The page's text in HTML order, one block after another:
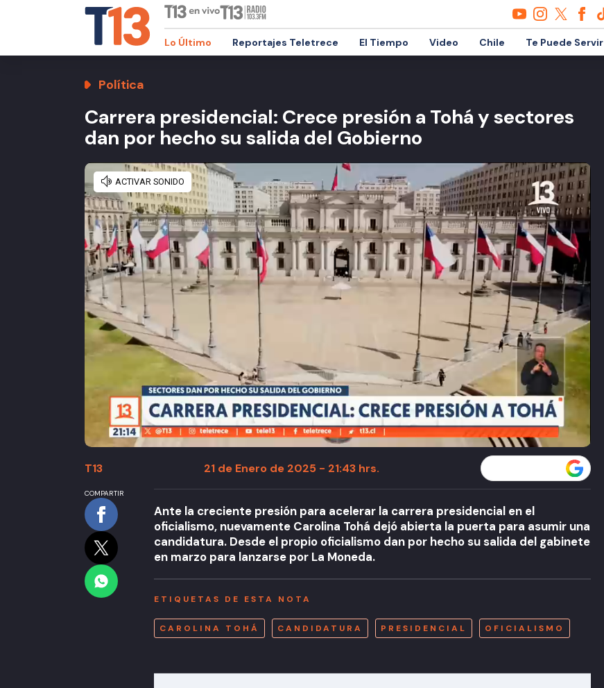
Lo Último Reportajes Teletrece El Tiempo Video Chile Te Puede Servir
Política
Carrera presidencial: Crece presión a Tohá y sectores
dan por hecho su salida del Gobierno
T13 21 de Enero de 2025 - 21:43 hrs.
COMPARTIR
Ante la creciente presión para acelerar la carrera presidencial en el
oficialismo, nuevamente Carolina Tohá dejó abierta la puerta para asumir una
candidatura. Desde el propio oficialismo dan por hecho su salida del gabinete
en marzo para lanzarse por La Moneda.
ETIQUETAS DE ESTA NOTA
CAROLINA TOHÁ CANDIDATURA PRESIDENCIAL OFICIALISMO